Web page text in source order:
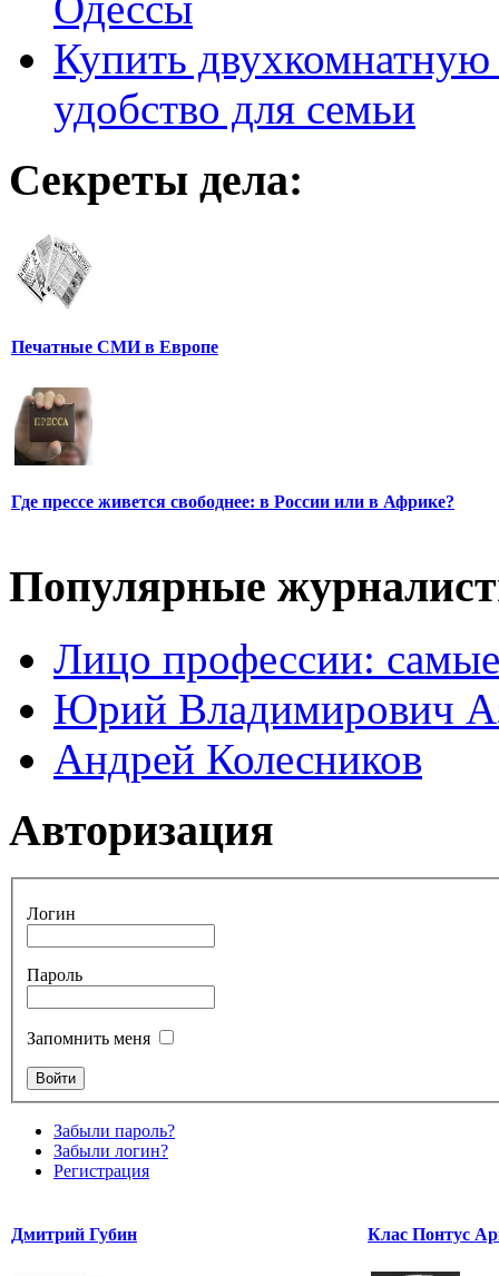
Купить
удобство для семьи
Секреты дела:
Печатные СМИ в Европе
Где прессе живется свободнее: в России или в Африке?
Популярные
Лицо профессии:
Юрий Владимирович
Андрей Колесников
Авторизация
Логин
Пароль
Запомнить меня
Забыли пароль?
Забыли логин?
Регистрация
Дмитрий Губин Клас Понтус